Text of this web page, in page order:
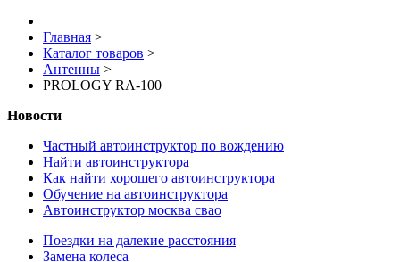
Главная >
Каталог товаров >
Антенны >
PROLOGY RA-100
Новости
Частный автоинструктор по вождению
Найти автоинструктора
Как найти хорошего автоинструктора
Обучение на автоинструктора
Автоинструктор москва свао
Поездки на далекие расстояния
Замена колеса